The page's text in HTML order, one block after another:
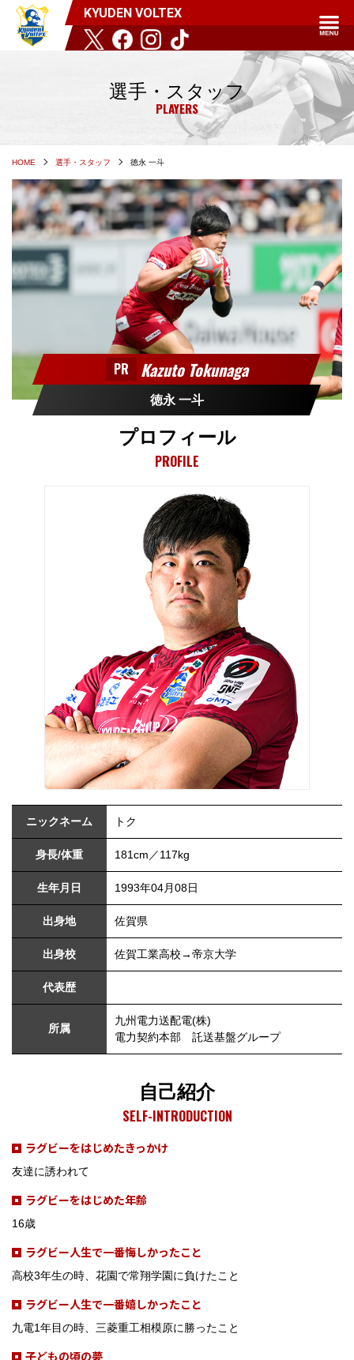
KYUDEN VOLTEX
選手・スタッフ
PLAYERS
HOME 選手・スタッフ 徳永 一斗
PR Kazuto Tokunaga
徳永 一斗
プロフィール
PROFILE
ニックネーム トク
身長/体重 181cm／117kg
生年月日 1993年04月08日
出身地 佐賀県
出身校 佐賀工業高校→帝京大学
代表歴
所属
九州電力送配電(株)
電力契約本部 託送基盤グループ
自己紹介
SELF-INTRODUCTION
ラグビーをはじめたきっかけ
友達に誘われて
ラグビーをはじめた年齢
16歳
ラグビー人生で一番悔しかったこと
高校3年生の時、花園で常翔学園に負けたこと
ラグビー人生で一番嬉しかったこと
九電1年目の時、三菱重工相模原に勝ったこと
子どもの頃の夢